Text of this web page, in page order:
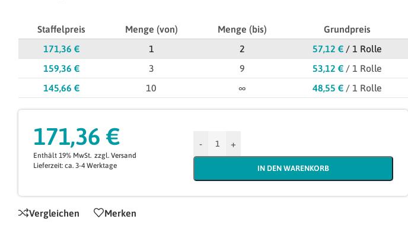
Staffelpreis Menge (von) Menge (bis)
Grundpreis
171,36 € 1 2 57,12 € / 1 Rolle
159,36 € 3 9 53,12 € / 1 Rolle
145,66 € 10 ∞ 48,55 € / 1 Rolle
171,36 €
Enthält 19% MwSt. zzgl. Versand
Lieferzeit: ca. 3-4 Werktage
- +
IN DEN WARENKORB
Vergleichen Merken